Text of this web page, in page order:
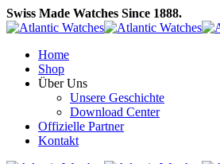
Swiss Made Watches Since 1888.
Home
Shop
Über Uns
Unsere Geschichte
Download Center
Offizielle Partner
Kontakt